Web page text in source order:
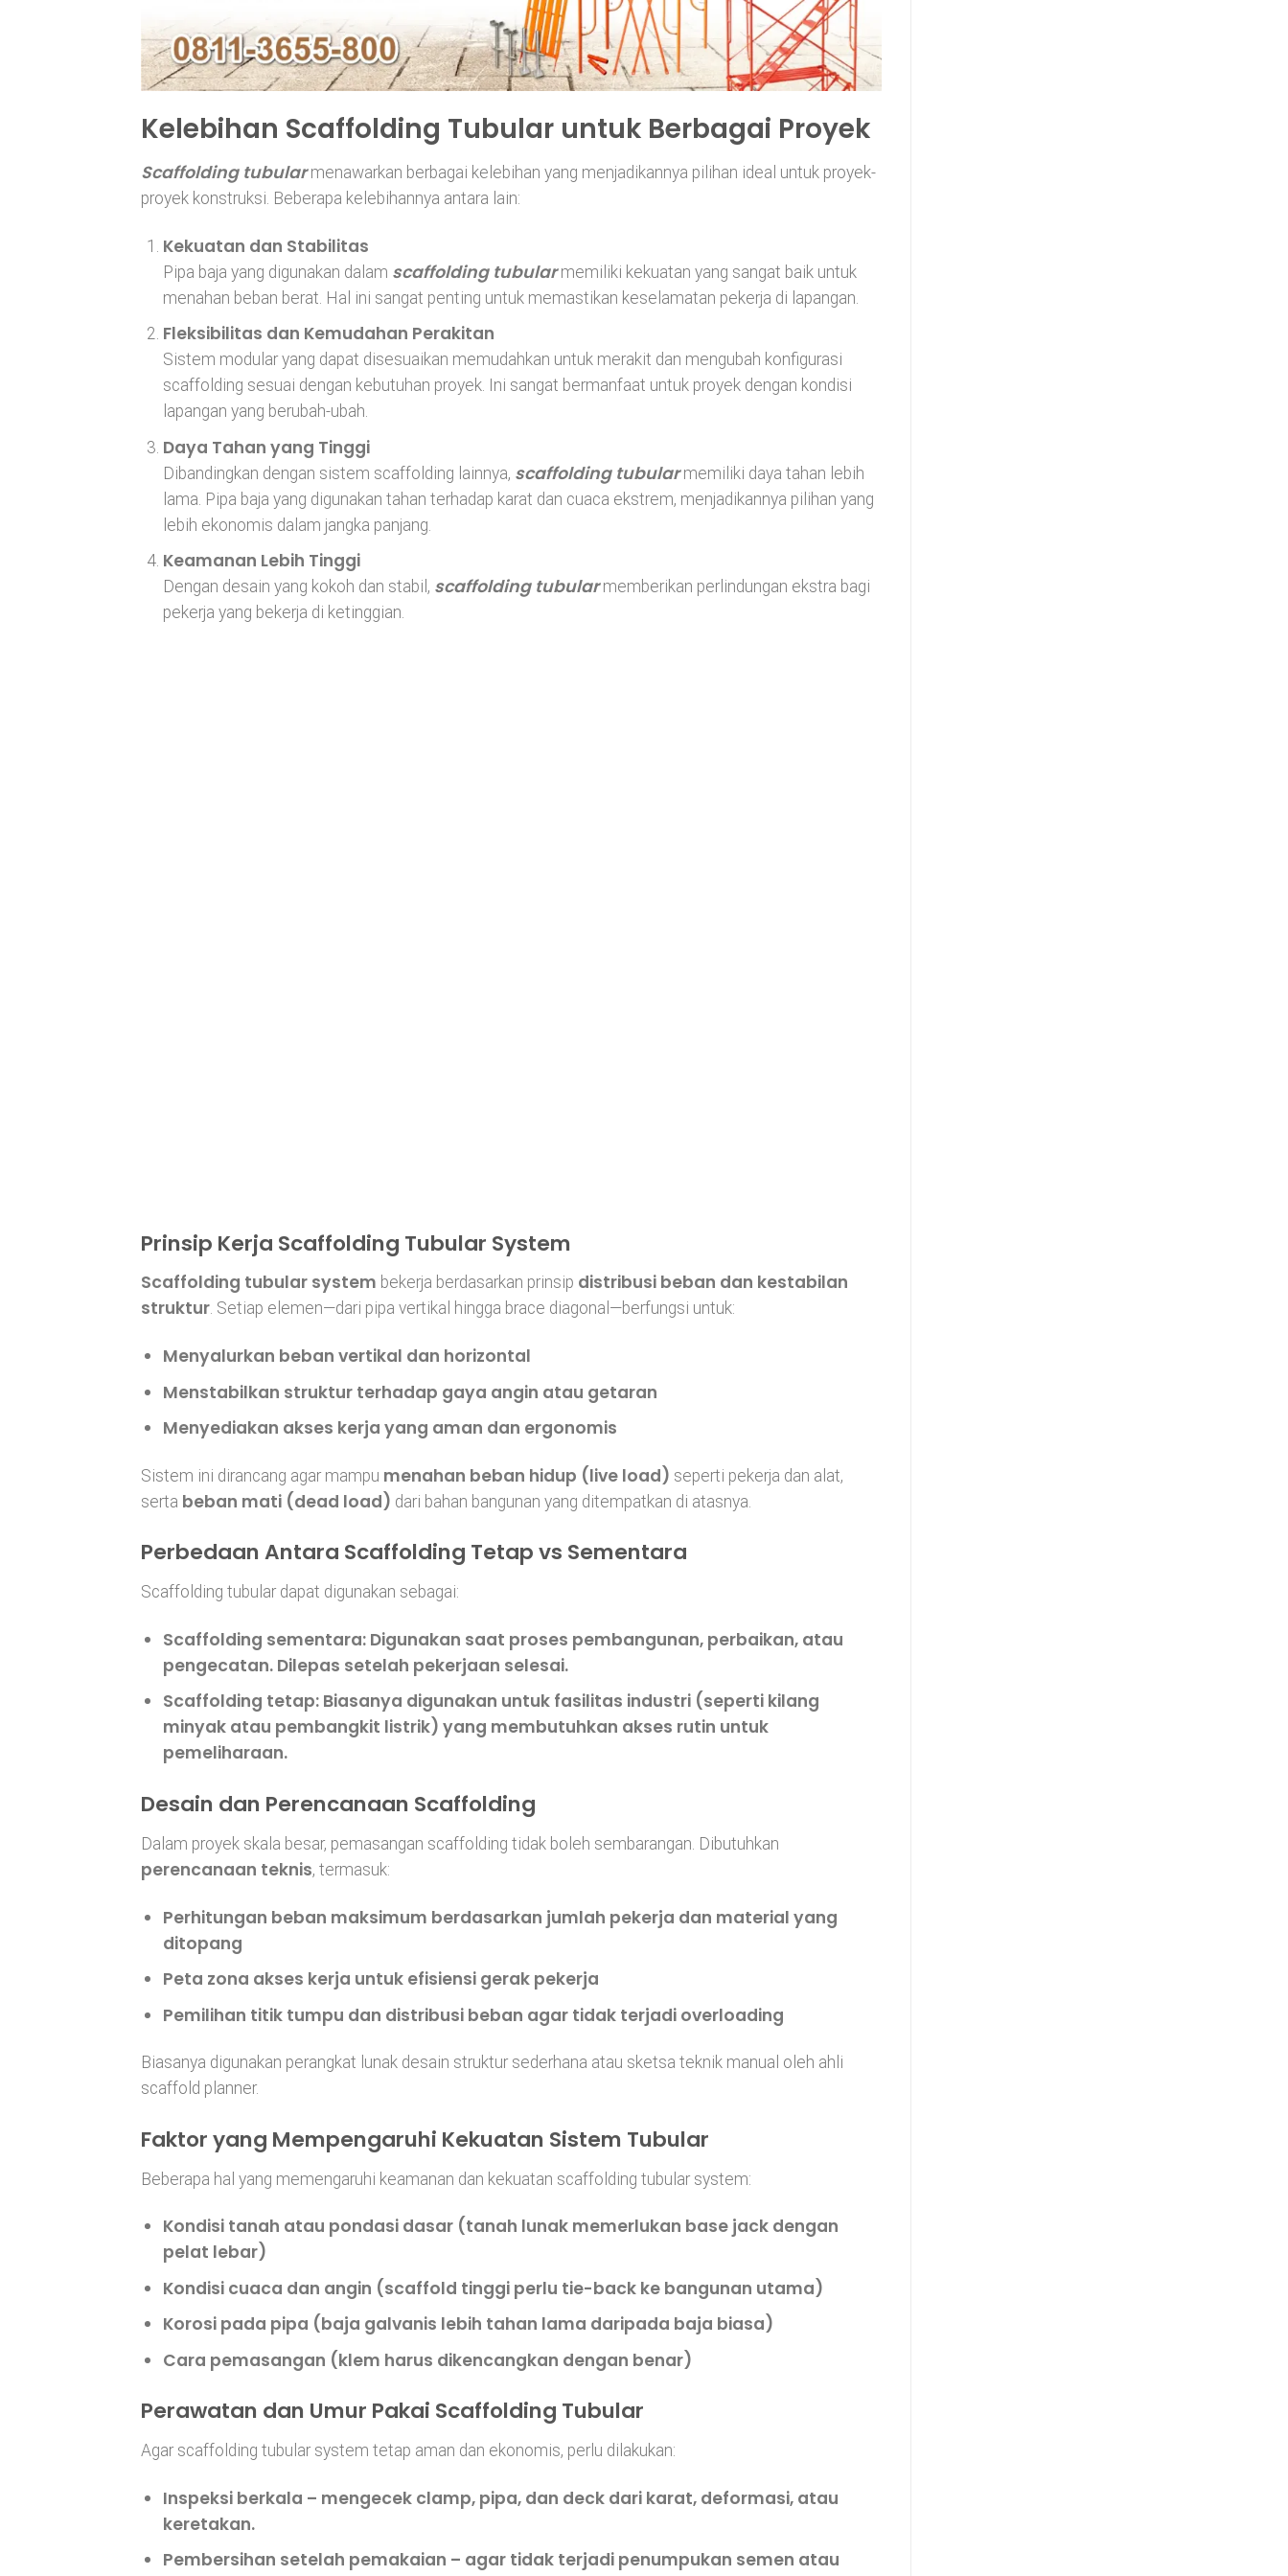
Kelebihan Scaffolding Tubular untuk Berbagai Proyek
Scaffolding tubularmenawarkan berbagai kelebihan yang menjadikannya pilihan ideal untuk proyek-
proyek konstruksi. Beberapa kelebihannya antara lain:
Kekuatan dan Stabilitas
Pipa baja yang digunakan dalam scaffolding tubularmemiliki kekuatan yang sangat baik untuk
menahan beban berat. Hal ini sangat penting untuk memastikan keselamatan pekerja di lapangan.
Fleksibilitas dan Kemudahan Perakitan
Sistem modular yang dapat disesuaikan memudahkan untuk merakit dan mengubah konfigurasi
scaffolding sesuai dengan kebutuhan proyek. Ini sangat bermanfaat untuk proyek dengan kondisi
lapangan yang berubah-ubah.
Daya Tahan yang Tinggi
Dibandingkan dengan sistem scaffolding lainnya, scaffolding tubularmemiliki daya tahan lebih
lama. Pipa baja yang digunakan tahan terhadap karat dan cuaca ekstrem, menjadikannya pilihan yang
lebih ekonomis dalam jangka panjang.
Keamanan Lebih Tinggi
Dengan desain yang kokoh dan stabil, scaffolding tubularmemberikan perlindungan ekstra bagi
pekerja yang bekerja di ketinggian.
Prinsip Kerja Scaffolding Tubular System
Scaffolding tubular system bekerja berdasarkan prinsip distribusi beban dan kestabilan
struktur. Setiap elemen—dari pipa vertikal hingga brace diagonal—berfungsi untuk:
Menyalurkan beban vertikal dan horizontal
Menstabilkan struktur terhadap gaya angin atau getaran
Menyediakan akses kerja yang aman dan ergonomis
Sistem ini dirancang agar mampu menahan beban hidup (live load) seperti pekerja dan alat,
serta beban mati (dead load) dari bahan bangunan yang ditempatkan di atasnya.
Perbedaan Antara Scaffolding Tetap vs Sementara
Scaffolding tubular dapat digunakan sebagai:
Scaffolding sementara:Digunakan saat proses pembangunan, perbaikan, atau
pengecatan. Dilepas setelah pekerjaan selesai.
Scaffolding tetap:Biasanya digunakan untuk fasilitas industri (seperti kilang
minyak atau pembangkit listrik) yang membutuhkan akses rutin untuk
pemeliharaan.
Desain dan Perencanaan Scaffolding
Dalam proyek skala besar, pemasangan scaffolding tidak boleh sembarangan. Dibutuhkan
perencanaan teknis, termasuk:
Perhitungan beban maksimum berdasarkan jumlah pekerja dan material yang
ditopang
Peta zona akses kerja untuk efisiensi gerak pekerja
Pemilihan titik tumpu dan distribusi beban agar tidak terjadi overloading
Biasanya digunakan perangkat lunak desain struktur sederhana atau sketsa teknik manual oleh ahli
scaffold planner.
Faktor yang Mempengaruhi Kekuatan Sistem Tubular
Beberapa hal yang memengaruhi keamanan dan kekuatan scaffolding tubular system:
Kondisi tanah atau pondasi dasar(tanah lunak memerlukan base jack dengan
pelat lebar)
Kondisi cuaca dan angin (scaffold tinggi perlu tie-back ke bangunan utama)
Korosi pada pipa (baja galvanis lebih tahan lama daripada baja biasa)
Cara pemasangan (klem harus dikencangkan dengan benar)
Perawatan dan Umur Pakai Scaffolding Tubular
Agar scaffolding tubular system tetap aman dan ekonomis, perlu dilakukan:
Inspeksi berkala – mengecek clamp, pipa, dan deck dari karat, deformasi, atau
keretakan.
Pembersihan setelah pemakaian – agar tidak terjadi penumpukan semen atau